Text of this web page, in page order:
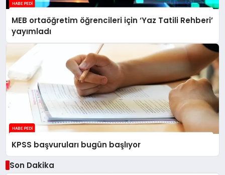
MEB ortaöğretim öğrencileri için ‘Yaz Tatili Rehberi’
yayımladı
KPSS başvuruları bugün başlıyor
Son Dakika